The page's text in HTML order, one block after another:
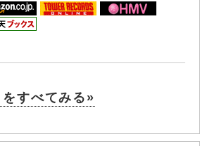
をすべてみる»